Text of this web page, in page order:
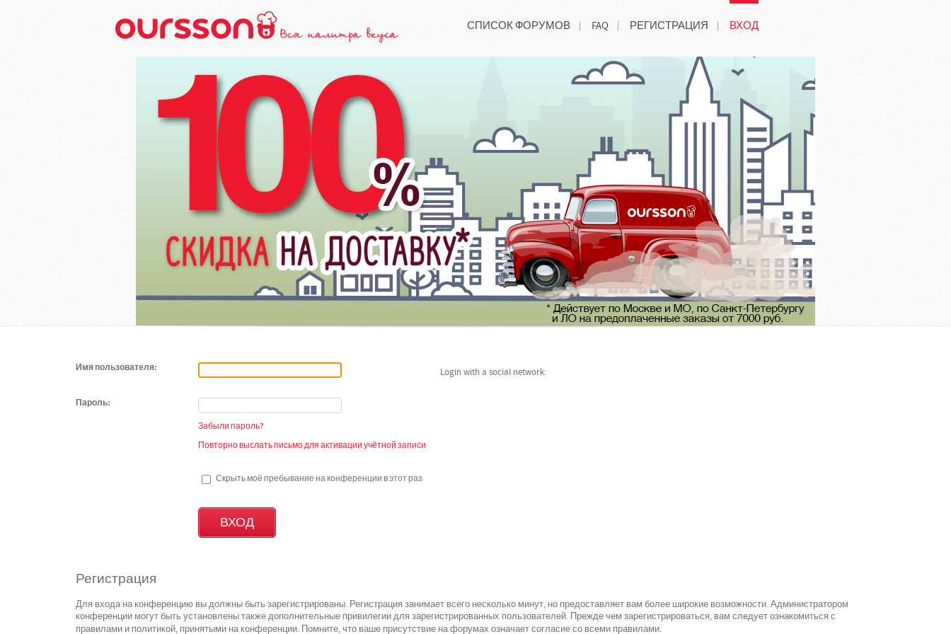
СПИСОК ФОРУМОВ FAQ РЕГИСТРАЦИЯ ВХОД
Имя пользователя:
Пароль:
Забыли пароль?
Повторно выслать письмо для активации учётной записи
Скрыть моё пребывание на конференции в этот раз
Login with a social network:
Регистрация
Для входа на конференцию вы должны быть зарегистрированы. Регистрация занимает всего несколько минут, но предоставляет вам более широкие возможности. Администратором
конференции могут быть установлены также дополнительные привилегии для зарегистрированных пользователей. Прежде чем зарегистрироваться, вам следует ознакомиться с
правилами и политикой, принятыми на конференции. Помните, что ваше присутствие на форумах означает согласие со всеми правилами.